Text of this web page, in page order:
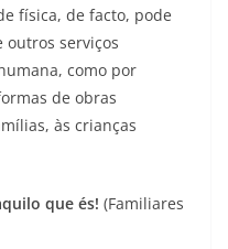
física, de facto, pode
outros serviços
como por
de obras
às crianças
que és! (Familiares